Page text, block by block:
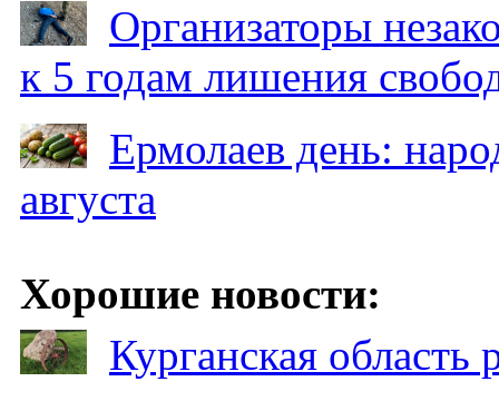
Организаторы
к 5 годам лишения
Ермолаев день:
августа
Хорошие новости:
Курганская